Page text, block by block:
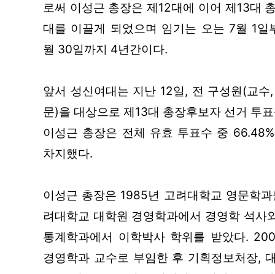
로써 이성근 총장은 제12대에 이어 제13대
대를 이끌게 되었으며 임기는 오는 7월 1
월 30일까지 4년간이다.
앞서 성신여대는 지난 12일, 전 구성원(교수
문)을 대상으로 제13대 총장후보자 선거 투
이성근 총장은 전체 유효 투표수 중
차지했다.
이성근 총장은 1985년 고려대학교 영문학
려대학교 대학원 경영학과에서 경영학 석사
통계학과에서 이학박사 학위를 받았다.
경영학과 교수로 부임한 후 기획정보처장,